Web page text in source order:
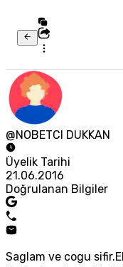
@NOBETCI DUKKAN
Üyelik Tarihi
21.06.2016
Doğrulanan Bilgiler
Saglam ve cogu